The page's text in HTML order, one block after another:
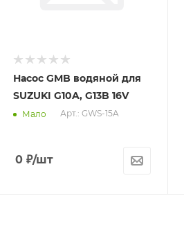
Насос GMB водяной для
SUZUKI G10A, G13B 16V
Мало Арт.: GWS-15A
0 ₽/шт